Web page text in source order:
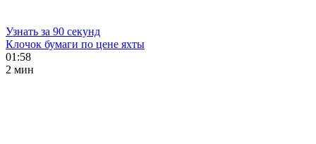
Узнать за 90 секунд
Клочок бумаги по цене яхты
01:58
2 мин